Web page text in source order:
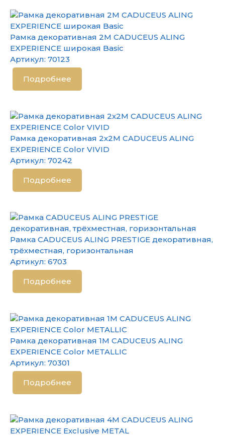
Рамка декоративная 2М CADUCEUS ALING
EXPERIENCE широкая Basic
Артикул: 70123
Подробнее
Рамка декоративная 2х2М CADUCEUS ALING
EXPERIENCE Color VIVID
Артикул: 70242
Подробнее
Рамка CADUCEUS ALING PRESTIGE декоративная,
трёхместная, горизонтальная
Артикул: 6703
Подробнее
Рамка декоративная 1М CADUCEUS ALING
EXPERIENCE Color METALLIC
Артикул: 70301
Подробнее